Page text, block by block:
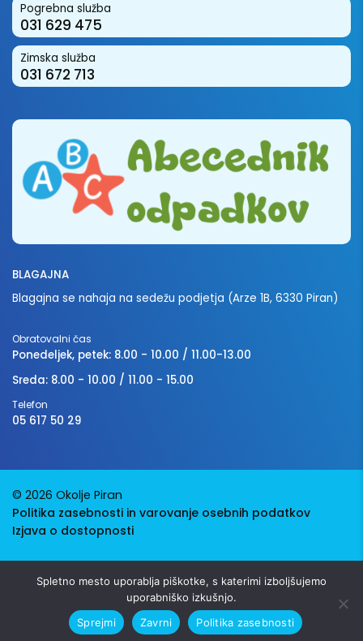
Pogrebna služba
031 629 475
Zimska služba
031 672 713
BLAGAJNA
Blagajna se nahaja na sedežu podjetja (Arze 1B, 6330 Piran)
Obratovalni čas
Ponedeljek, petek: 8.00 - 10.00 / 11.00-13.00
Sreda: 8.00 - 10.00 / 11.00 - 15.00
Telefon
05 617 50 29
© 2026 Okolje Piran
Politika zasebnosti in varovanje osebnih podatkov
Izjava o dostopnosti
Spletno mesto uporablja piškotke, s katerimi izboljšujemo
uporabniško izkušnjo.
Sprejmi
Zavrni Politika zasebnosti